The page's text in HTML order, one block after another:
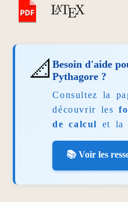
📐Besoin d'aide
Pythagore ?
Consultez la
découvrir les
de calcul
et la
📚 Voir les